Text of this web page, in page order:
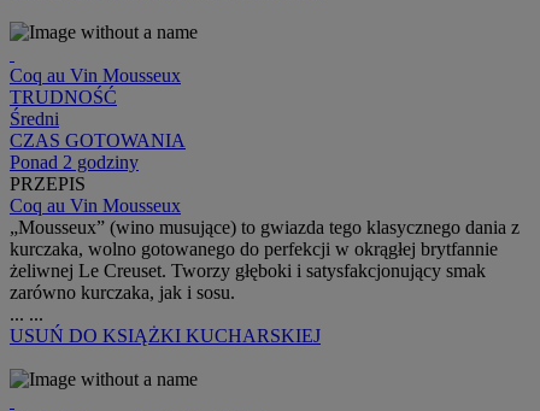
Coq au Vin Mousseux
TRUDNOŚĆ
Średni
CZAS GOTOWANIA
Ponad 2 godziny
PRZEPIS
Coq au Vin Mousseux
„Mousseux” (wino musujące) to gwiazda tego klasycznego dania z
kurczaka, wolno gotowanego do perfekcji w okrągłej brytfannie
żeliwnej Le Creuset. Tworzy głęboki i satysfakcjonujący smak
zarówno kurczaka, jak i sosu.
... ...
USUŃ DO KSIĄŻKI KUCHARSKIEJ